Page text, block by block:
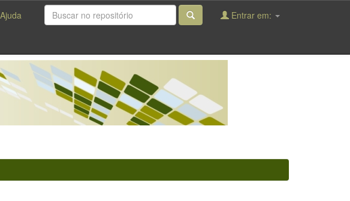
Ajuda Entrar em: